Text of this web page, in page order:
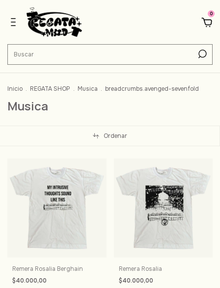
0
Inicio . REGATA SHOP . Musica . breadcrumbs.avenged-sevenfold
Musica
Ordenar
Remera Rosalia Berghain
$40.000,00
Remera Rosalia
$40.000,00